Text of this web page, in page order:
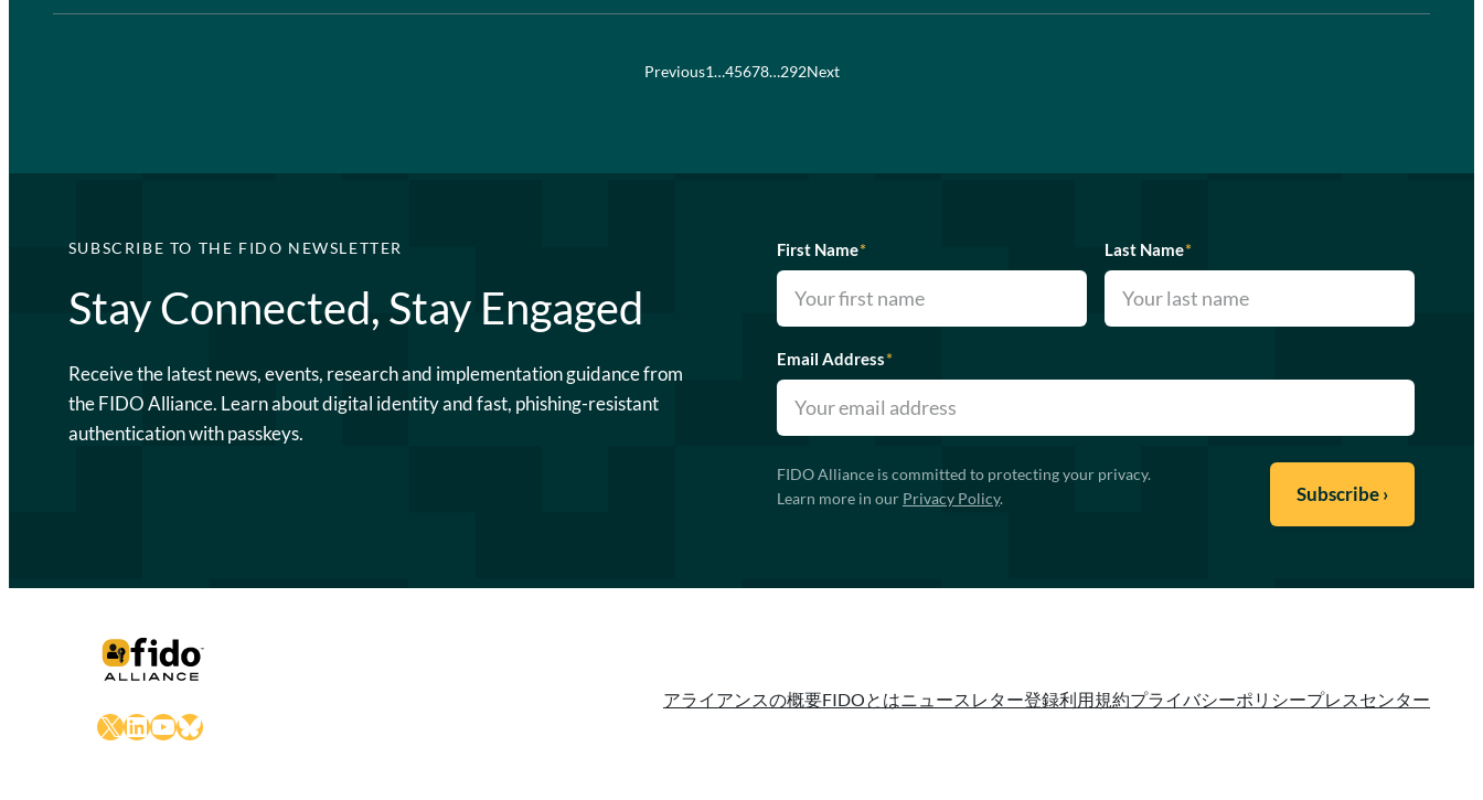
Previous1…45678…292Next
SUBSCRIBE TO THE FIDO NEWSLETTER
Stay Connected, Stay Engaged
Receive the latest news, events, research and implementation guidance from
the FIDO Alliance. Learn about digital identity and fast, phishing-resistant
authentication with passkeys.
First Name* Last Name*
Email Address*
FIDO Alliance is committed to protecting your privacy.
Learn more in our Privacy Policy.
X LinkedIn
YouTube
Bluesky
アライアンスの概要FIDOとはニュースレター登録利用規約プライバシーポリシープレスセンター